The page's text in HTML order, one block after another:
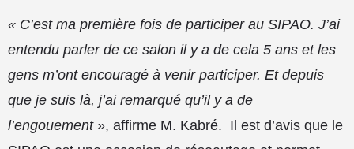
« C’est ma première fois de participer au SIPAO. J’ai
entendu parler de ce salon il y a de cela 5 ans et les
gens m’ont encouragé à venir participer. Et depuis
que je suis là, j’ai remarqué qu’il y a de
l’engouement », affirme M. Kabré. Il est d’avis que le